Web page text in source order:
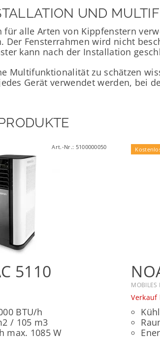
UND
für alle Arten von Kippfenstern
Der Fensterrahmen wird nicht
kann nach der Installation
Multifunktionalität zu schätzen
Gerät verwendet werden, bei
Art.-Nr.: 5100000050
5110
BTU/h
/ 105 m3
max. 1085 W
MOBILES
Verkauf